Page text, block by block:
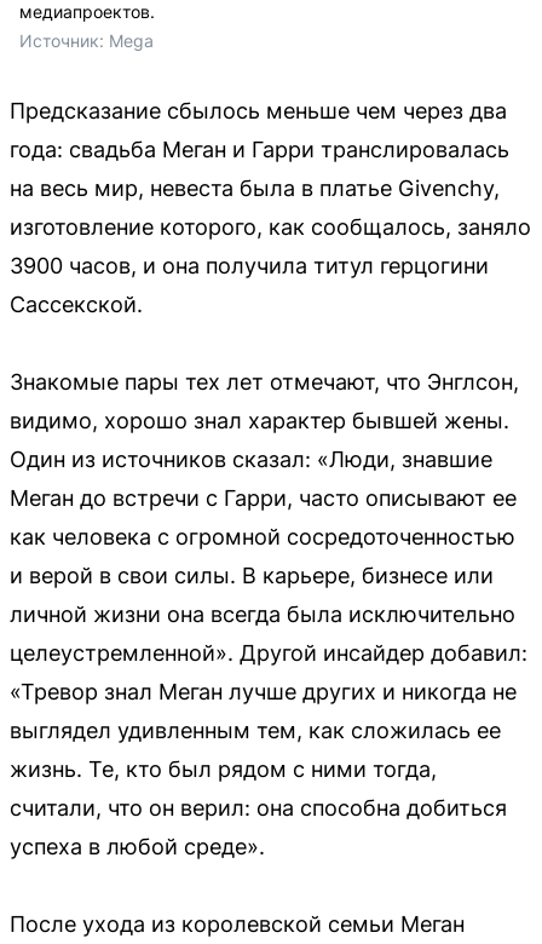
медиапроектов.
Источник: Mega
Предсказание сбылось меньше чем через два
года: свадьба Меган и Гарри транслировалась
на весь мир, невеста была в платье Givenchy,
изготовление которого, как сообщалось, заняло
3900 часов, и она получила титул герцогини
Сассекской.
Знакомые пары тех лет отмечают, что Энглсон,
видимо, хорошо знал характер бывшей жены.
Один из источников сказал: «Люди, знавшие
Меган до встречи с Гарри, часто описывают ее
как человека с огромной сосредоточенностью
и верой в свои силы. В карьере, бизнесе или
личной жизни она всегда была исключительно
целеустремленной». Другой инсайдер добавил:
«Тревор знал Меган лучше других и никогда не
выглядел удивленным тем, как сложилась ее
жизнь. Те, кто был рядом с ними тогда,
считали, что он верил: она способна добиться
успеха в любой среде».
После ухода из королевской семьи Меган